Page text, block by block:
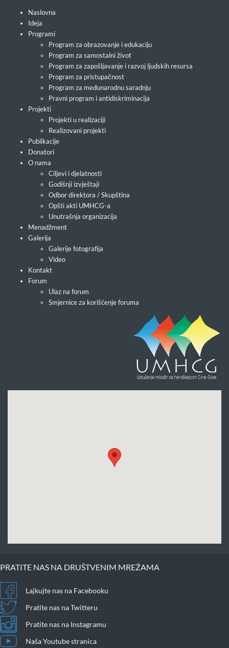
Naslovna
Ideja
Programi
Program za obrazovanje i edukaciju
Program za samostalni život
Program za zapošljavanje i razvoj ljudskih resursa
Program za pristupačnost
Program za međunarodnu saradnju
Pravni program i antidiskriminacija
Projekti
Projekti u realizaciji
Realizovani projekti
Publikacije
Donatori
O nama
Ciljevi i djelatnosti
Godišnji izvještaji
Odbor direktora / Skupština
Opšti akti UMHCG-a
Unutrašnja organizacija
Menadžment
Galerija
Galerije fotografija
Video
Kontakt
Forum
Ulaz na forum
Smjernice za korišćenje foruma
PRATITE NAS NA DRUŠTVENIM MREŽAMA
Lajkujte nas na Facebooku
Pratite nas na Twitteru
Pratite nas na Instagramu
Naša Youtube stranica